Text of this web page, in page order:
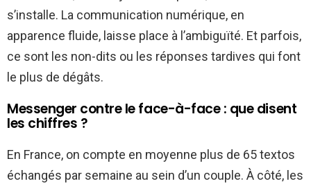
s’installe. La communication numérique, en
apparence fluide, laisse place à l’ambiguïté. Et parfois,
ce sont les non-dits ou les réponses tardives qui font
le plus de dégâts.
Messenger contre le face-à-face : que disent
les chiffres ?
En France, on compte en moyenne plus de 65 textos
échangés par semaine au sein d’un couple. À côté, les